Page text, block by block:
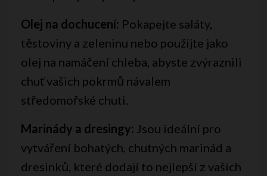
Olej na dochucení: Pokapejte saláty,
těstoviny a zeleninu nebo použijte jako
olej na namáčení chleba, abyste zvýraznili
chuť vašich pokrmů návalem
středomořské chuti.
Marinády a dresingy: Jsou ideální pro
vytváření bohatých, chutných marinád a
dresinků, které dodají to nejlepší z vašich